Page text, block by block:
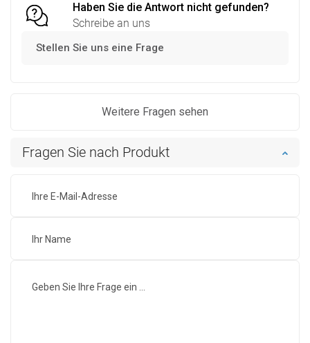
Haben Sie die Antwort nicht gefunden?
Schreibe an uns
Stellen Sie uns eine Frage
Weitere Fragen sehen
Fragen Sie nach Produkt